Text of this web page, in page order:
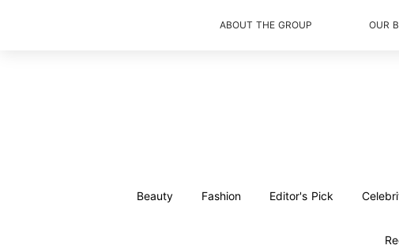
ABOUT THE GROUP OUR
Beauty Fashion Editor's Pick